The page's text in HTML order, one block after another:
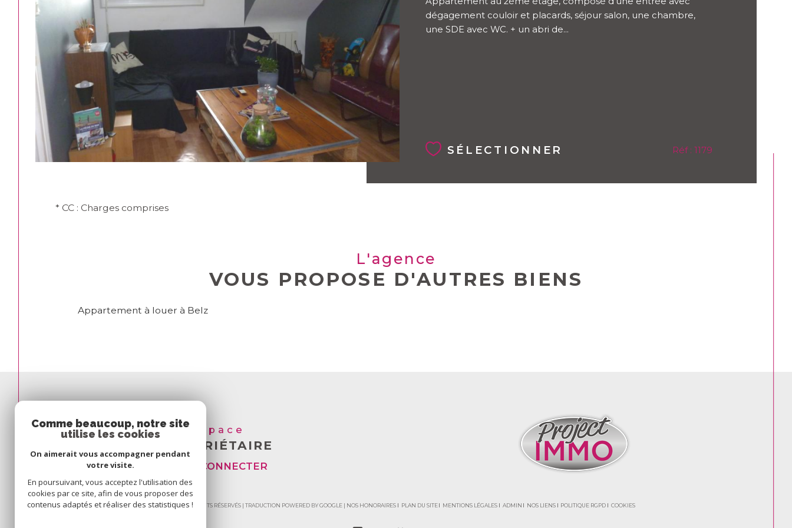
dégagement couloir et placards, séjour salon, une chambre,
une SDE avec WC. + un abri de...
SÉLECTIONNER Réf : 1179
* CC : Charges comprises
L'agence
VOUS PROPOSE D'AUTRES BIENS
Appartement à louer à Belz
Espace
PROPRIÉTAIRE
SE CONNECTER
© 2026 | TOUS DROITS RÉSERVÉS | TRADUCTION POWERED BY GOOGLE | NOS HONORAIRES PLAN DU SITE MENTIONS LÉGALES ADMIN NOS LIENS POLITIQUE RGPD COOKIES
Comme beaucoup, notre site
utilise les cookies
On aimerait vous accompagner pendant
votre visite.
En poursuivant, vous acceptez l'utilisation des
cookies par ce site, afin de vous proposer des
contenus adaptés et réaliser des statistiques !